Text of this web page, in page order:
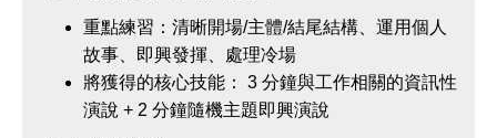
重點練習：清晰開場/主體/結尾結構、運用個人
故事、即興發揮、處理冷場
將獲得的核心技能： 3 分鐘與工作相關的資訊性
演說 + 2 分鐘隨機主題即興演說